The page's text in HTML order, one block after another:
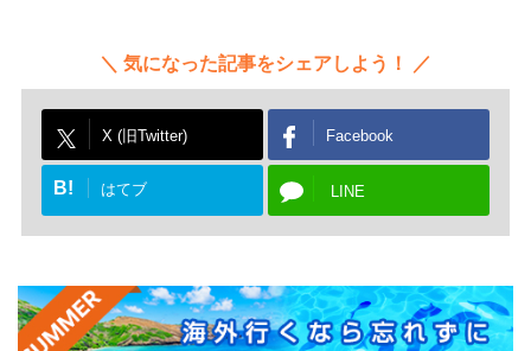
気になった記事をシェアしよう！
X (旧Twitter) Facebook
B! はてブ LINE